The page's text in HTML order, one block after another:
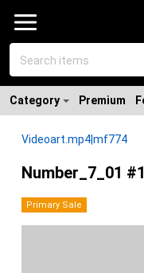
Category Premium
Videoart.mp4|mf774
Number_7_01
Primary Sale